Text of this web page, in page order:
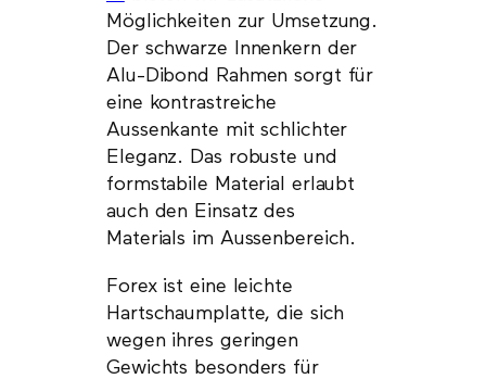
Möglichkeiten zur Umsetzung.
Der schwarze Innenkern der
Alu-Dibond Rahmen sorgt für
eine kontrastreiche
Aussenkante mit schlichter
Eleganz. Das robuste und
formstabile Material erlaubt
auch den Einsatz des
Materials im Aussenbereich.
Forex ist eine leichte
Hartschaumplatte, die sich
wegen ihres geringen
Gewichts besonders für